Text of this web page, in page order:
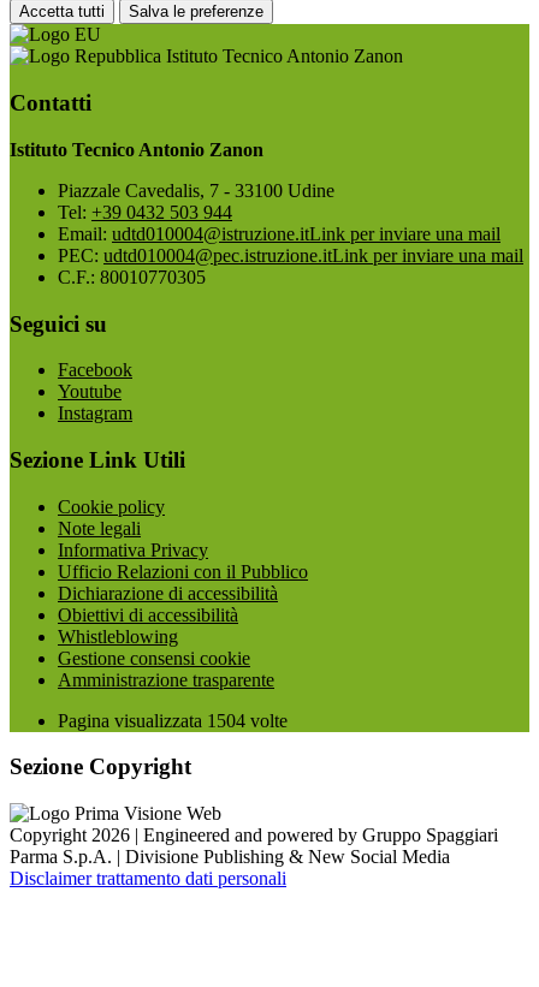
Accetta tutti Salva le preferenze
Istituto Tecnico Antonio Zanon
Contatti
Istituto Tecnico Antonio Zanon
Piazzale Cavedalis, 7 - 33100 Udine
Tel: +39 0432 503 944
Email: udtd010004@istruzione.itLink per inviare una mail
PEC: udtd010004@pec.istruzione.itLink per inviare una mail
C.F.: 80010770305
Seguici su
Facebook
Youtube
Instagram
Sezione Link Utili
Cookie policy
Note legali
Informativa Privacy
Ufficio Relazioni con il Pubblico
Dichiarazione di accessibilità
Obiettivi di accessibilità
Whistleblowing
Gestione consensi cookie
Amministrazione trasparente
Pagina visualizzata 1504 volte
Sezione Copyright
Copyright 2026 | Engineered and powered by Gruppo Spaggiari
Parma S.p.A. | Divisione Publishing & New Social Media
Disclaimer trattamento dati personali